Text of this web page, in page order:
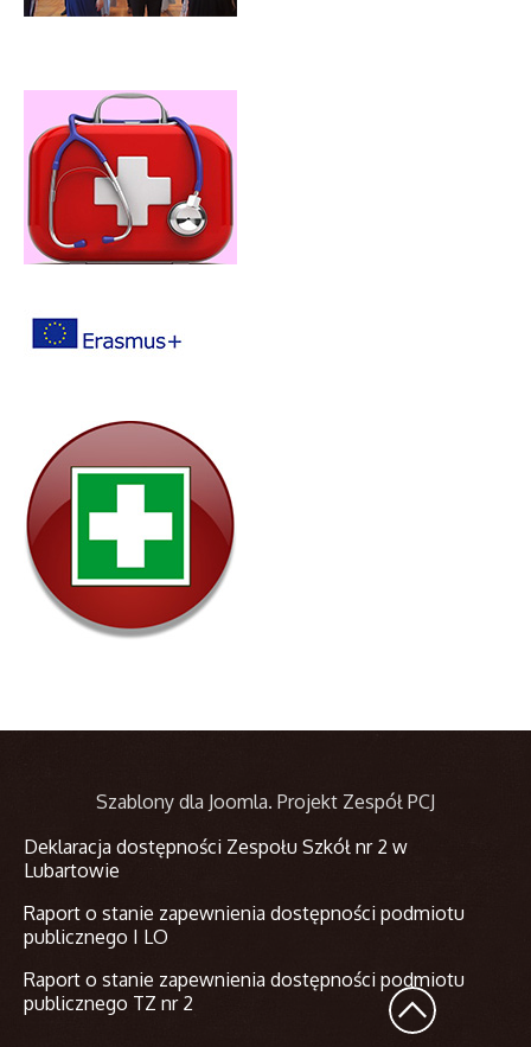
Szablony dla Joomla. Projekt Zespół PCJ
Deklaracja dostępności Zespołu Szkół nr 2 w
Lubartowie
Raport o stanie zapewnienia dostępności podmiotu
publicznego I LO
Raport o stanie zapewnienia dostępności podmiotu
publicznego TZ nr 2